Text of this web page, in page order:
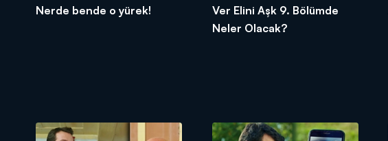
Nerde bende o yürek!
Ver Elini Aşk 9. Bölümde
Neler Olacak?